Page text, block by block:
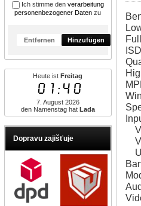
Ich stimme den verarbeitung
personenbezogener Daten zu
Entfernen Hinzufügen
Heute istFreitag
01:40
7. August 2026
den Namenstag hat Lada
Dopravu zajišťuje